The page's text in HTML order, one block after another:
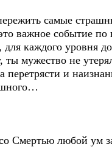
самые
важное событие
каждого уровня
мужество не
перетрясти и
Смертью любой ум